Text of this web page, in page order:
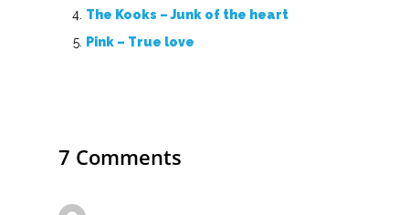
The Kooks – Junk of the heart
Pink – True love
7 Comments